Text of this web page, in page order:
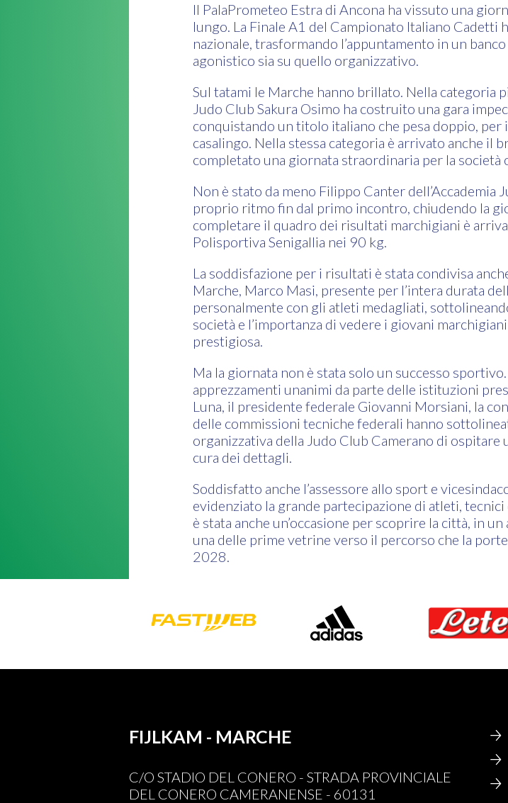
Il PalaPrometeo Estra di Ancona ha vissuto una
lungo. La Finale A1 del Campionato Italiano
nazionale, trasformando l’appuntamento in un
agonistico sia su quello organizzativo.
Sul tatami le Marche hanno brillato. Nella categoria
Judo Club Sakura Osimo ha costruito una gara
conquistando un titolo italiano che pesa doppio,
casalingo. Nella stessa categoria è arrivato anche il
completato una giornata straordinaria per la società
Non è stato da meno Filippo Canter dell’Accademia
proprio ritmo fin dal primo incontro, chiudendo la
completare il quadro dei risultati marchigiani è
Polisportiva Senigallia nei 90 kg.
La soddisfazione per i risultati è stata condivisa
Marche, Marco Masi, presente per l’intera durata
personalmente con gli atleti medagliati,
società e l’importanza di vedere i giovani
prestigiosa.
Ma la giornata non è stata solo un successo
apprezzamenti unanimi da parte delle istituzioni
Luna, il presidente federale Giovanni Morsiani, la
delle commissioni tecniche federali hanno
organizzativa della Judo Club Camerano di ospitare
cura dei dettagli.
Soddisfatto anche l’assessore allo sport e
evidenziato la grande partecipazione di atleti,
è stata anche un’occasione per scoprire la città, in
una delle prime vetrine verso il percorso che la
2028.
FIJLKAM - MARCHE
C/O STADIO DEL CONERO - STRADA PROVINCIALE
DEL CONERO CAMERANENSE - 60131